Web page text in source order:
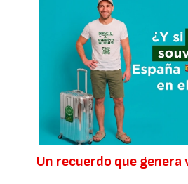
Un recuerdo que genera